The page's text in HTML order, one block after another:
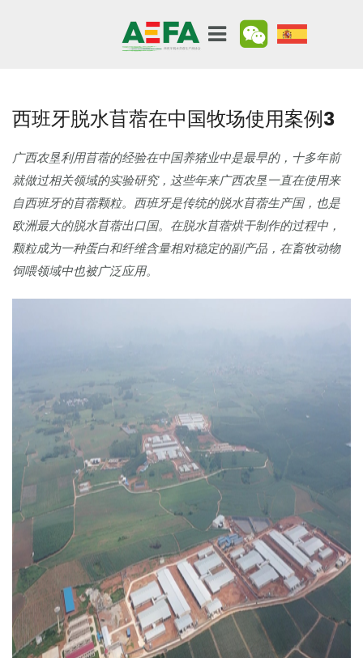
西班牙脱水苜蓿在中国牧场使用案例3
广西农垦利用苜蓿的经验在中国养猪业中是最早的，十多年前
就做过相关领域的实验研究，这些年来广西农垦一直在使用来
自西班牙的苜蓿颗粒。西班牙是传统的脱水苜蓿生产国，也是
欧洲最大的脱水苜蓿出口国。在脱水苜蓿烘干制作的过程中，
颗粒成为一种蛋白和纤维含量相对稳定的副产品，在畜牧动物
饲喂领域中也被广泛应用。